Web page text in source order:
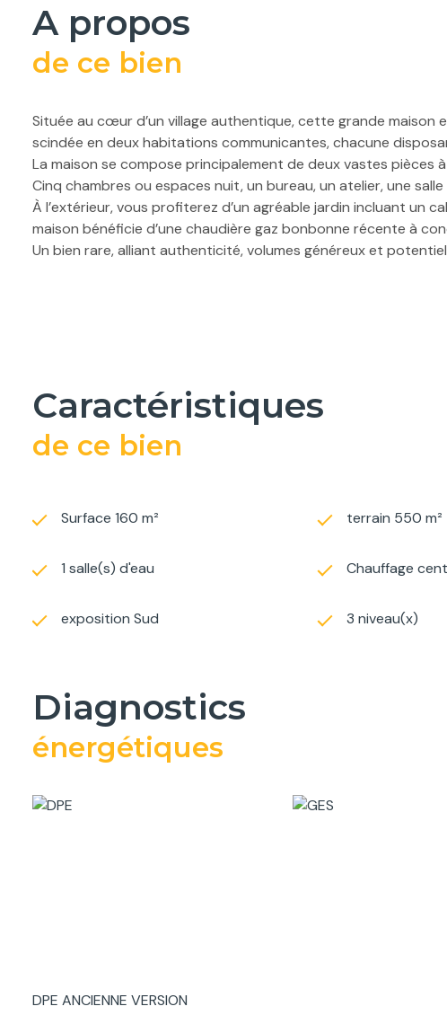
a propos
de ce bien
Située au cœur d’un village authentique, cette grande maison
scindée en deux habitations communicantes, chacune
La maison se compose principalement de deux vastes pièces
Cinq chambres ou espaces nuit, un bureau, un atelier, une
À l’extérieur, vous profiterez d’un agréable jardin incluant un
maison bénéficie d’une chaudière gaz bonbonne récente à
Un bien rare, alliant authenticité, volumes généreux et
caractéristiques
de ce bien
Surface 160 m² terrain 550 m²
1 salle(s) d'eau Chauffage
exposition Sud 3 niveau(x)
diagnostics
énergétiques
DPE ANCIENNE VERSION